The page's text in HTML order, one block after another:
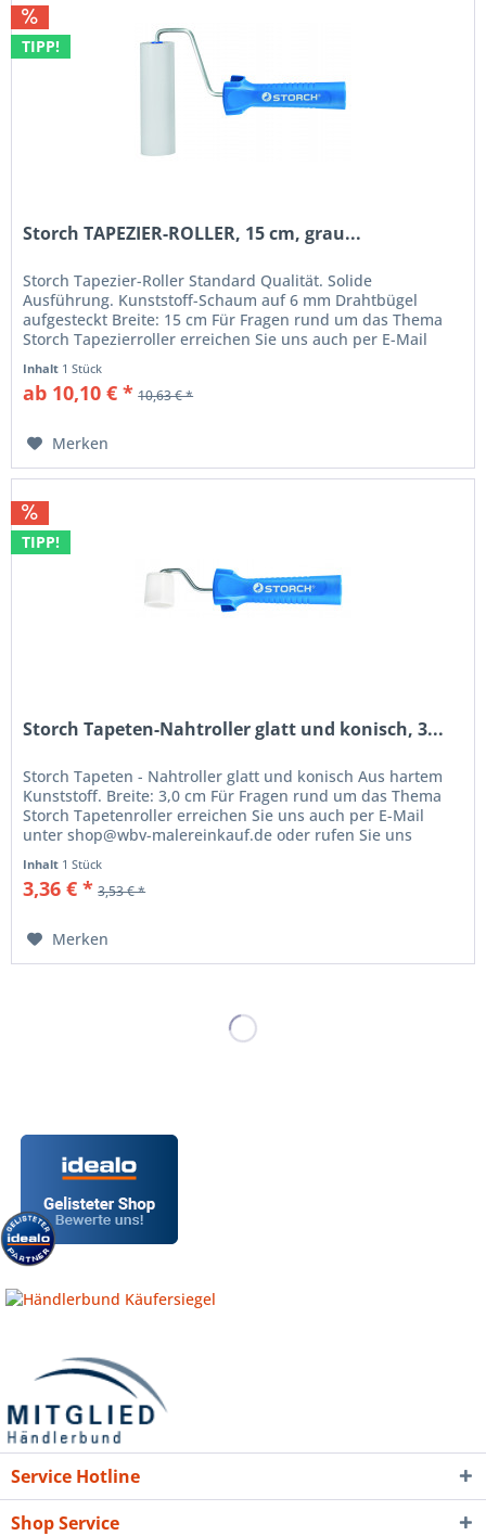
TIPP!
Storch TAPEZIER-ROLLER, 15 cm, grau...
Storch Tapezier-Roller Standard Qualität. Solide
Ausführung. Kunststoff-Schaum auf 6 mm Drahtbügel
aufgesteckt Breite: 15 cm Für Fragen rund um das Thema
Storch Tapezierroller erreichen Sie uns auch per E-Mail
Inhalt 1 Stück
ab 10,10 € * 10,63 € *
Merken
TIPP!
Storch Tapeten-Nahtroller glatt und konisch, 3...
Storch Tapeten - Nahtroller glatt und konisch Aus hartem
Kunststoff. Breite: 3,0 cm Für Fragen rund um das Thema
Storch Tapetenroller erreichen Sie uns auch per E-Mail
unter shop@wbv-malereinkauf.de oder rufen Sie uns
Inhalt 1 Stück
3,36 € * 3,53 € *
Merken
Service Hotline
Shop Service